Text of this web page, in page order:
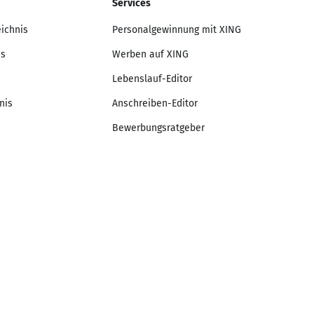
Services
Personalgewinnung mit XING
Werben auf XING
Lebenslauf-Editor
Anschreiben-Editor
Bewerbungsratgeber